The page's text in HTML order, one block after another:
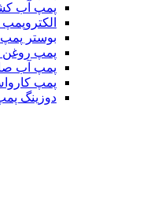
پمپ آب
بوستر پمپ
پمپ روغن
پمپ آب
پمپ
دوزینگ